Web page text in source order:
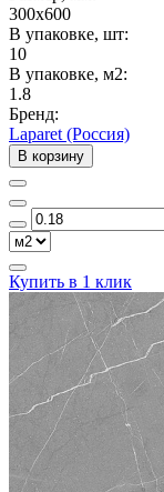
300x600
В упаковке, шт:
10
В упаковке, м2:
1.8
Бренд:
Laparet (Россия)
В корзину
Купить в 1 клик